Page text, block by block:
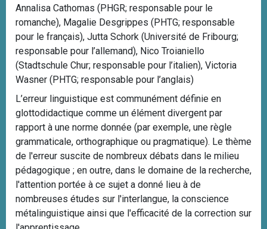
Annalisa Cathomas (PHGR; responsable pour le
romanche), Magalie Desgrippes (PHTG; responsable
pour le français), Jutta Schork (Université de Fribourg;
responsable pour l’allemand), Nico Troianiello
(Stadtschule Chur; responsable pour l’italien), Victoria
Wasner (PHTG; responsable pour l’anglais)
L’erreur linguistique est communément définie en
glottodidactique comme un élément divergent par
rapport à une norme donnée (par exemple, une règle
grammaticale, orthographique ou pragmatique). Le thème
de l'erreur suscite de nombreux débats dans le milieu
pédagogique ; en outre, dans le domaine de la recherche,
l'attention portée à ce sujet a donné lieu à de
nombreuses études sur l'interlangue, la conscience
métalinguistique ainsi que l'efficacité de la correction sur